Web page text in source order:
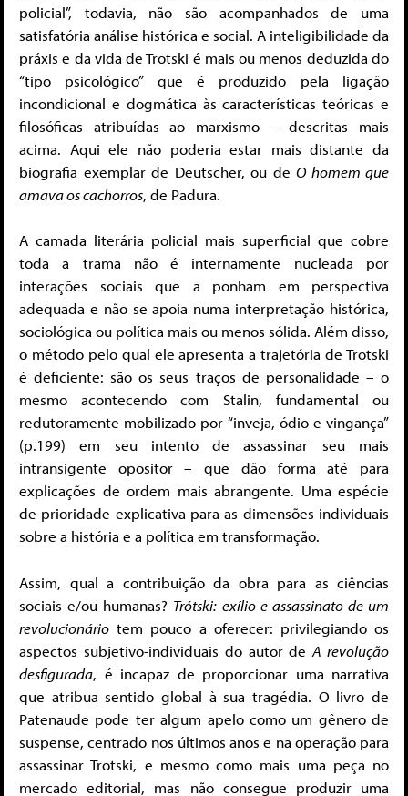
policial”, todavia, não são acompanhados de uma
satisfatória análise histórica e social. A inteligibilidade da
práxis e da vida de Trotski é mais ou menos deduzida do
“tipo psicológico” que é produzido pela ligação
incondicional e dogmática às características teóricas e
filosóficas atribuídas ao marxismo – descritas mais
acima. Aqui ele não poderia estar mais distante da
biografia exemplar de Deutscher, ou de O homem que
amava os cachorros, de Padura.
A camada literária policial mais superficial que cobre
toda a trama não é internamente nucleada por
interações sociais que a ponham em perspectiva
adequada e não se apoia numa interpretação histórica,
sociológica ou política mais ou menos sólida. Além disso,
o método pelo qual ele apresenta a trajetória de Trotski
é deficiente: são os seus traços de personalidade – o
mesmo acontecendo com Stalin, fundamental ou
redutoramente mobilizado por “inveja, ódio e vingança”
(p.199) em seu intento de assassinar seu mais
intransigente opositor – que dão forma até para
explicações de ordem mais abrangente. Uma espécie
de prioridade explicativa para as dimensões individuais
sobre a história e a política em transformação.
Assim, qual a contribuição da obra para as ciências
sociais e/ou humanas? Trótski: exílio e assassinato de um
revolucionário tem pouco a oferecer: privilegiando os
aspectos subjetivo-individuais do autor deA revolução
desfigurada, é incapaz de proporcionar uma narrativa
que atribua sentido global à sua tragédia. O livro de
Patenaude pode ter algum apelo como um gênero de
suspense, centrado nos últimos anos e na operação para
assassinar Trotski, e mesmo como mais uma peça no
mercado editorial, mas não consegue produzir uma